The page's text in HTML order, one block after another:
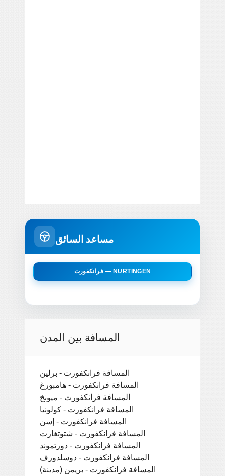
مساعد السائق
فرانكفورت — NÜRTINGEN
المسافة بين المدن
المسافة فرانكفورت - برلين
المسافة فرانكفورت - هامبورغ
المسافة فرانكفورت - ميونخ
المسافة فرانكفورت - كولونيا
المسافة فرانكفورت - إسن
المسافة فرانكفورت - شتوتغارت
المسافة فرانكفورت - دورتموند
المسافة فرانكفورت - دوسلدورف
المسافة فرانكفورت - بريمن (مدينة)